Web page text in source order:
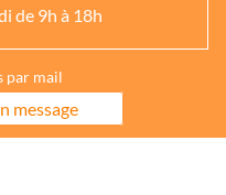
de 9h à 18h
par mail
message